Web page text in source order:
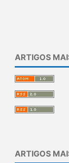
ARTIGOS
ARTIGOS